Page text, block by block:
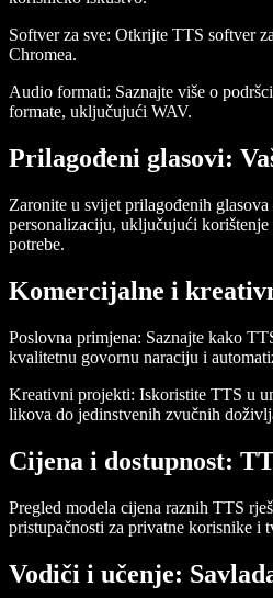
Softver za sve: Otkrijte TTS softver
Chromea.
Audio formati: Saznajte više o
formate, uključujući WAV.
Prilagođeni glasovi:
Zaronite u svijet prilagođenih
personalizaciju, uključujući korištenje
potrebe.
Komercijalne i
Poslovna primjena: Saznajte kako
kvalitetnu govornu naraciju i
Kreativni projekti: Iskoristite TTS u
likova do jedinstvenih zvučnih
Cijena i dostupnost:
Pregled modela cijena raznih TTS
pristupačnosti za privatne korisnike i
Vodiči i učenje: